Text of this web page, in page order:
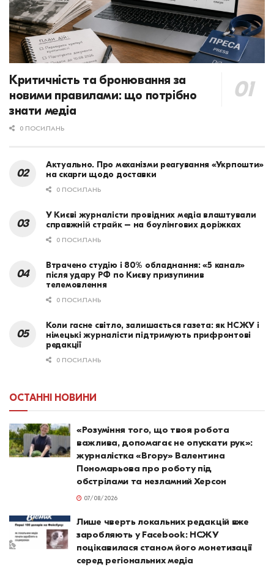
Критичність та бронювання за
новими правилами: що потрібно
знати медіа
0 ПОСИЛАНЬ
Актуально. Про механізми реагування «Укрпошти»
на скарги щодо доставки
0 ПОСИЛАНЬ
У Києві журналісти провідних медіа влаштували
справжній страйк – на боулінгових доріжках
0 ПОСИЛАНЬ
Втрачено студію і 80% обладнання: «5 канал»
після удару РФ по Києву призупинив
телемовлення
0 ПОСИЛАНЬ
Коли гасне світло, залишається газета: як НСЖУ і
німецькі журналісти підтримують прифронтові
редакції
0 ПОСИЛАНЬ
ОСТАННІ НОВИНИ
«Розуміння того, що твоя робота
важлива, допомагає не опускати рук»:
журналістка «Вгору» Валентина
Пономарьова про роботу під
обстрілами та незламний Херсон
07/08/2026
Лише чверть локальних редакцій вже
заробляють у Facebook: НСЖУ
поцікавилася станом його монетизації
серед регіональних медіа